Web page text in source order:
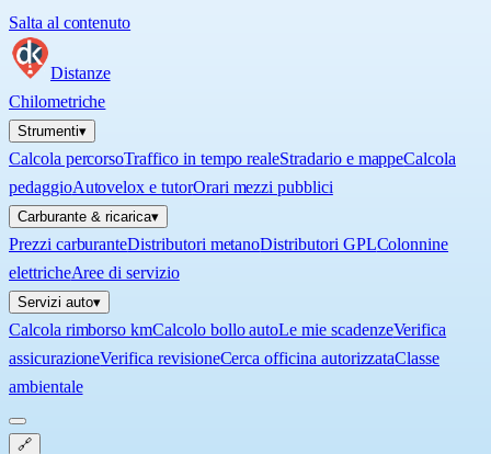
Salta al contenuto
Distanze
Chilometriche
Strumenti▾
Calcola percorsoTraffico in tempo realeStradario e mappeCalcola
pedaggioAutovelox e tutorOrari mezzi pubblici
Carburante & ricarica▾
Prezzi carburanteDistributori metanoDistributori GPLColonnine
elettricheAree di servizio
Servizi auto▾
Calcola rimborso kmCalcolo bollo autoLe mie scadenzeVerifica
assicurazioneVerifica revisioneCerca officina autorizzataClasse
ambientale
🔗